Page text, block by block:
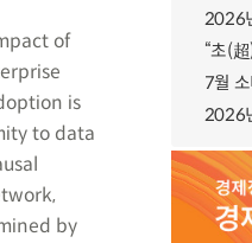
of
is
to data
by
2026
7월
2026